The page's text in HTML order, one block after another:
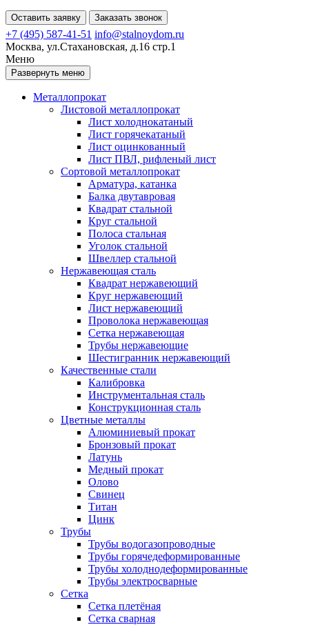
Оставить заявку Заказать звонок
+7 (495) 587-41-51 info@stalnoydom.ru
Москва, ул.Стахановская, д.16 стр.1
Меню
Развернуть меню
Металлопрокат
Листовой металлопрокат
Лист холоднокатаный
Лист горячекатаный
Лист оцинкованный
Лист ПВЛ, рифленый лист
Сортовой металлопрокат
Арматура, катанка
Балка двутавровая
Квадрат стальной
Круг стальной
Полоса стальная
Уголок стальной
Швеллер стальной
Нержавеющая сталь
Квадрат нержавеющий
Круг нержавеющий
Лист нержавеющий
Проволока нержавеющая
Сетка нержавеющая
Трубы нержавеющие
Шестигранник нержавеющий
Качественные стали
Калибровка
Инструментальная сталь
Конструкционная сталь
Цветные металлы
Алюминиевый прокат
Бронзовый прокат
Латунь
Медный прокат
Олово
Свинец
Титан
Цинк
Трубы
Трубы водогазопроводные
Трубы горячедеформированные
Трубы холоднодеформированные
Трубы электросварные
Сетка
Сетка плетёная
Сетка сварная